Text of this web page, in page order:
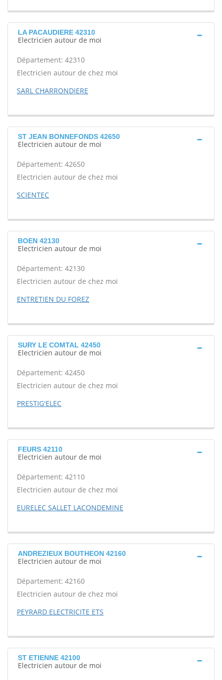
LA PACAUDIERE 42310
Electricien autour de moi
Département: 42310
Electricien autour de chez moi
SARL CHARRONDIERE
ST JEAN BONNEFONDS 42650
Electricien autour de moi
Département: 42650
Electricien autour de chez moi
SCIENTEC
BOEN 42130
Electricien autour de moi
Département: 42130
Electricien autour de chez moi
ENTRETIEN DU FOREZ
SURY LE COMTAL 42450
Electricien autour de moi
Département: 42450
Electricien autour de chez moi
PRESTIG'ELEC
FEURS 42110
Electricien autour de moi
Département: 42110
Electricien autour de chez moi
EURELEC SALLET LACONDEMINE
ANDREZIEUX BOUTHEON 42160
Electricien autour de moi
Département: 42160
Electricien autour de chez moi
PEYRARD ELECTRICITE ETS
ST ETIENNE 42100
Electricien autour de moi